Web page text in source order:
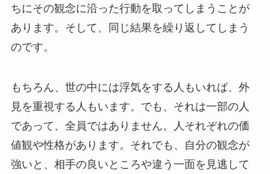
ちにその観念に沿った行動を取ってしまうことが
あります。そして、同じ結果を繰り返してしまう
のです。
もちろん、世の中には浮気をする人もいれば、外
見を重視する人もいます。でも、それは一部の人
であって、全員ではありません。人それぞれの価
値観や性格があります。それでも、自分の観念が
強いと、相手の良いところや違う一面を見逃して